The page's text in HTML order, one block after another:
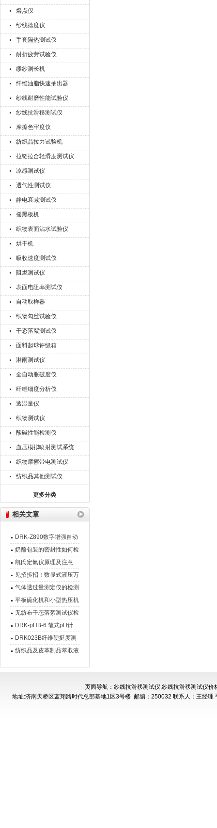
熔点仪
纱线捻度仪
手套隔热测试仪
耐折疲劳试验仪
缕纱测长机
纤维油脂快速抽出器
纱线耐磨性能试验仪
纱线抗滑移测试仪
摩擦色牢度仪
纺织品拉力试验机
拉链拉合轻滑度测试仪
凉感测试仪
透气性测试仪
静电衰减测试仪
摇黑板机
织物表面沾水试验仪
烘干机
吸收速度测试仪
阻燃测试仪
表面电阻率测试仪
自动取样器
织物勾丝试验仪
干态落絮测试仪
面料起球评级箱
淋雨测试仪
全自动胀破度仪
纤维细度分析仪
透湿量仪
织物测试仪
酸碱性能检测仪
血压模拟喷射测试系统
织物摩擦带电测试仪
纺织品其他测试仪
更多分类
相关文章
DRK-Z890数字增强自动
旋光仪(恒温)设备介绍
奶酪包装的密封性如何检
测
凯氏定氮仪原理及注意
见招拆招！数显式液压万
能试验机故障发生该如何
应对？
气体透过量测定仪的检测
意义及测试原理
平板硫化机和小型热压机
是同一类型的设备吗
无纺布干态落絮测试仪检
测指标
DRK-pHB-6 笔式pH计
新品介绍
DRK023B纤维硬挺度测
试仪（全自动）设备介绍
纺织品及皮革制品萃取液
页面导航：纱线抗滑移测试仪,纱线抗滑移测试仪价
地址:济南天桥区蓝翔路时代总部基地1区3号楼 邮编：250032 联系人：王经